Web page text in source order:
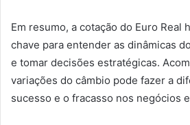
Em resumo, a cotação do Euro Real
chave para entender as dinâmicas
e tomar decisões estratégicas.
variações do câmbio pode fazer a
sucesso e o fracasso nos negócios